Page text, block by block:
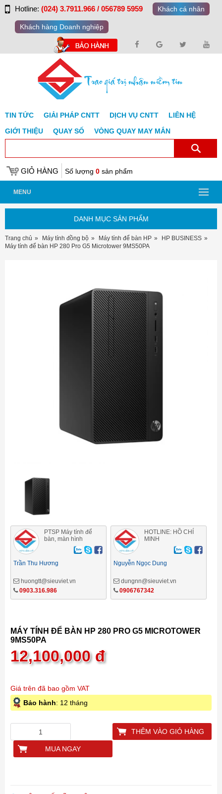
Hotline: (024) 3.7911.966 / 056789 5959 Khách cá nhân
Khách hàng Doanh nghiệp
TIN TỨC GIẢI PHÁP CNTT DỊCH VỤ CNTT
LIÊN HỆ
GIỚI THIỆU
QUAY SỐ VÒNG QUAY MAY MẮN
GIỎ HÀNG Số lượng 0 sản phẩm
MENU
DANH MỤC SẢN PHẨM
Trang chủ Máy tính đồng bộ Máy tính để bàn HP
HP BUSINESS
Máy tính để bàn HP 280 Pro G5 Microtower 9MS50PA
PTSP Máy tính để
bàn, màn hình
Trần Thu Hương
huongtt@sieuviet.vn
0903.316.986
HOTLINE: HỒ CHÍ
MINH
Nguyễn Ngọc Dung
dungnn@sieuviet.vn
0906767342
MÁY TÍNH ĐỂ BÀN HP 280 PRO G5 MICROTOWER
9MS50PA
12,100,000đ
Giá trên đã bao gồm VAT
Bảo hành: 12 tháng
THÊM VÀO GIỎ HÀNG
MUA NGAY